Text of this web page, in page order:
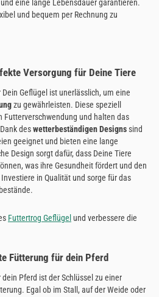
eine lange Lebensdauer garantieren.
und bequem per Rechnung zu
Versorgung für Deine Tiere
Geflügel ist unerlässlich, um eine
zu gewährleisten. Diese speziell
und halten das
deswetterbeständigen Designssind
geeignet und bieten eine lange
Design sorgt dafür, dass Deine Tiere
was ihre Gesundheit fördert und den
in Qualität und sorge für das
Futtertrog Geflügel und verbessere die
Fütterung für dein Pferd
Pferd ist der Schlüssel zu einer
Egal ob im Stall, auf der Weide oder